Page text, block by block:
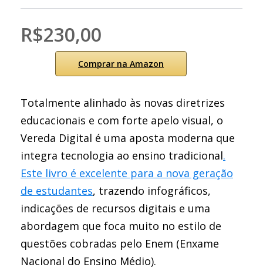
R$230,00
Comprar na Amazon
Totalmente alinhado às novas diretrizes
educacionais e com forte apelo visual, o
Vereda Digital é uma aposta moderna que
integra tecnologia ao ensino tradicional.
Este livro é excelente para a nova geração
de estudantes, trazendo infográficos,
indicações de recursos digitais e uma
abordagem que foca muito no estilo de
questões cobradas pelo Enem (Enxame
Nacional do Ensino Médio).